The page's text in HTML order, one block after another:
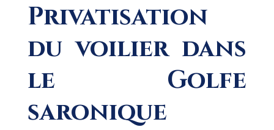
Privatisation
du voilier dans
le Golfe
saronique